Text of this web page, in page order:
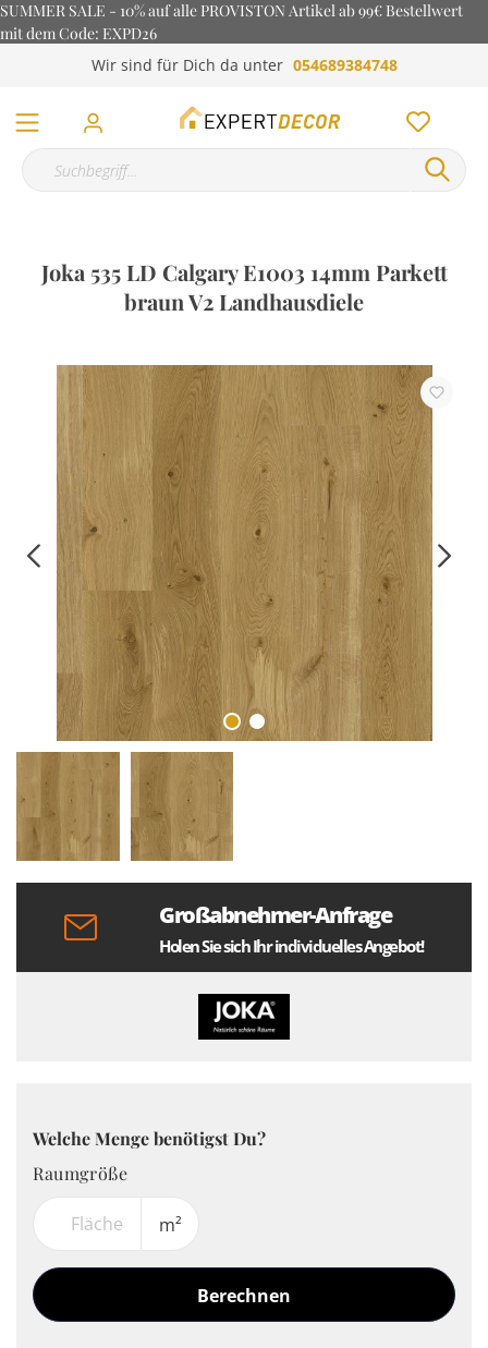
SUMMER SALE - 10% auf alle PROVISTON Artikel ab 99€ Bestellwert
mit dem Code: EXPD26
Wir sind für Dich da unter 054689384748
Joka 535 LD Calgary E1003 14mm Parkett
braun V2 Landhausdiele
Großabnehmer-Anfrage
Holen Sie sich Ihr individuelles Angebot!
Welche Menge benötigst Du?
Raumgröße
m²
Berechnen